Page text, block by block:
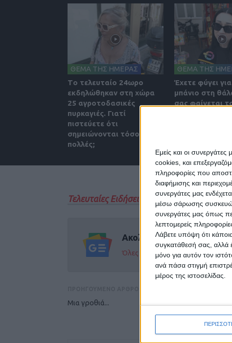
Εμείς και οι
cookies, και
πληροφορίες που
διαφήμισης και
συνεργάτες μας
μέσω σάρωσης
συνεργάτες μας όπως
λεπτομερείς
Λάβετε υπόψη ότι
συγκατάθεσή σας, αλλά
μόνο για αυτόν τον
ανά πάσα στιγμή
μέρος της ιστοσελίδας.
ΘΕΜΑ ΤΗΣ ΗΜΕΡΑΣ
Tο τελευταίο 24ωρο
εκδηλώθηκαν στη χώρα
25 αγροτοδασικές
πυρκαγιές. Γιατί
πιστεύετε ότι
σημειώνονται τόσο
πολλές;
ΘΕΜΑ ΤΗΣ
Έχετε φύγει
μπάνιο στη
σας φαίνεται
Τελευταίες Ειδήσεις Σήμερα
Ακολούθησε την
Όλες οι εξελίξεις στην περιοχή
Μια γροθιά...